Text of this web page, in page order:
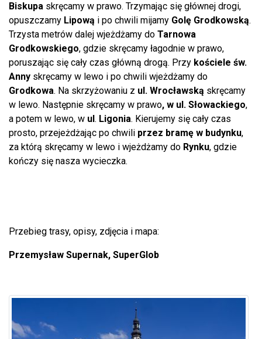
Biskupa skręcamy w prawo. Trzymając się głównej drogi,
opuszczamy Lipową i po chwili mijamy Golę Grodkowską.
Trzysta metrów dalej wjeżdżamy do Tarnowa
Grodkowskiego, gdzie skręcamy łagodnie w prawo,
poruszając się cały czas główną drogą. Przy kościele św.
Anny skręcamy w lewo i po chwili wjeżdżamy do
Grodkowa. Na skrzyżowaniu z ul. Wrocławską skręcamy
w lewo. Następnie skręcamy w prawo, w ul. Słowackiego,
a potem w lewo, w ul . Ligonia. Kierujemy się cały czas
prosto, przejeżdżając po chwili przez bramę w budynku,
za którą skręcamy w lewo i wjeżdżamy do Rynku, gdzie
kończy się nasza wycieczka.
Przebieg trasy, opisy, zdjęcia i mapa:
Przemysław Supernak, SuperGlob